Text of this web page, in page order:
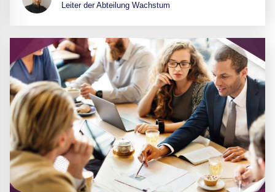
Leiter der Abteilung Wachstum